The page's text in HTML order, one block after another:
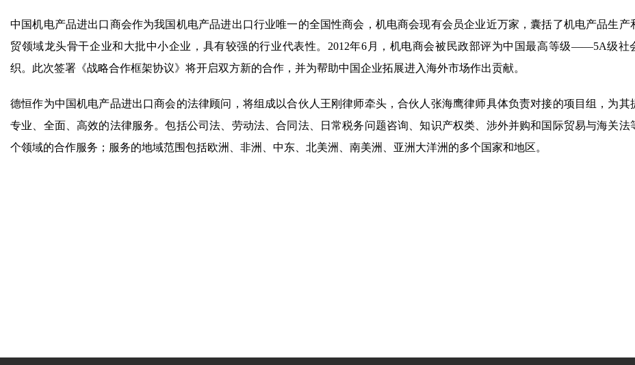
中国机电产品进出口商会作为我国机电产品进出口行业唯一的全国性商会，机电商会现有会员企业近万家，囊括了机电产品生产
贸领域龙头骨干企业和大批中小企业，具有较强的行业代表性。2012年6月，机电商会被民政部评为中国最高等级——5A级社
织。此次签署《战略合作框架协议》将开启双方新的合作，并为帮助中国企业拓展进入海外市场作出贡献。
德恒作为中国机电产品进出口商会的法律顾问，将组成以合伙人王刚律师牵头，合伙人张海鹰律师具体负责对接的项目组，为其
专业、全面、高效的法律服务。包括公司法、劳动法、合同法、日常税务问题咨询、知识产权类、涉外并购和国际贸易与海关法
个领域的合作服务；服务的地域范围包括欧洲、非洲、中东、北美洲、南美洲、亚洲大洋洲的多个国家和地区。